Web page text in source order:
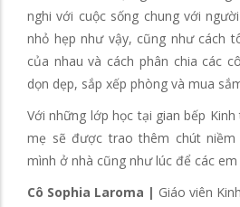
nghi với cuộc sống chung với
nhỏ hẹp như vậy, cũng như cách
của nhau và cách phân chia các
dọn dẹp, sắp xếp phòng và mua
Với những lớp học tại gian bếp
mẹ sẽ được trao thêm chút
mình ở nhà cũng như lúc để các
Cô Sophia Laroma | Giáo viên